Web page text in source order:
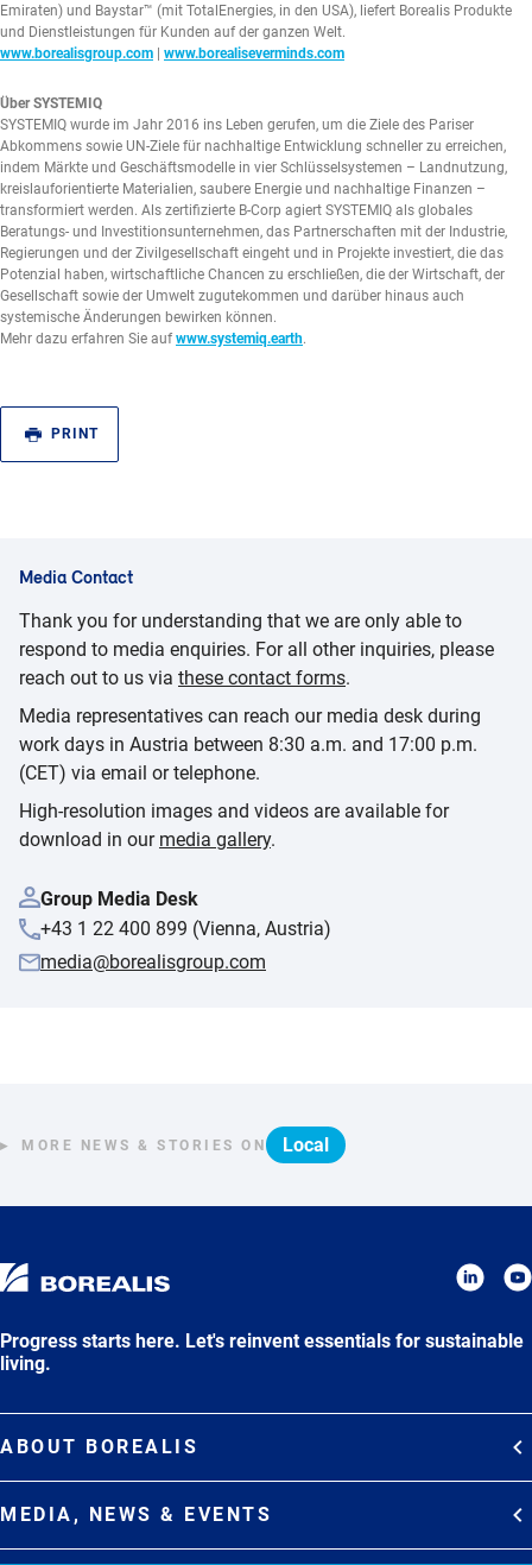
Emiraten) und Baystar™ (mit TotalEnergies, in den USA), liefert Borealis Produkte
und Dienstleistungen für Kunden auf der ganzen Welt.
www.borealisgroup.com | www.borealiseverminds.com
Über SYSTEMIQ
SYSTEMIQ wurde im Jahr 2016 ins Leben gerufen, um die Ziele des Pariser
Abkommens sowie UN-Ziele für nachhaltige Entwicklung schneller zu erreichen,
indem Märkte und Geschäftsmodelle in vier Schlüsselsystemen – Landnutzung,
kreislauforientierte Materialien, saubere Energie und nachhaltige Finanzen –
transformiert werden. Als zertifizierte B-Corp agiert SYSTEMIQ als globales
Beratungs- und Investitionsunternehmen, das Partnerschaften mit der Industrie,
Regierungen und der Zivilgesellschaft eingeht und in Projekte investiert, die das
Potenzial haben, wirtschaftliche Chancen zu erschließen, die der Wirtschaft, der
Gesellschaft sowie der Umwelt zugutekommen und darüber hinaus auch
systemische Änderungen bewirken können.
Mehr dazu erfahren Sie auf www.systemiq.earth.
PRINT
Media Contact
Thank you for understanding that we are only able to
respond to media enquiries. For all other inquiries, please
reach out to us via these contact forms.
Media representatives can reach our media desk during
work days in Austria between 8:30 a.m. and 17:00 p.m.
(CET) via email or telephone.
High-resolution images and videos are available for
download in our media gallery.
Group Media Desk
+43 1 22 400 899 (Vienna, Austria)
media@borealisgroup.com
MORE NEWS & STORIES ON Local
Progress starts here. Let's reinvent essentials for sustainable
living.
ABOUT BOREALIS
MEDIA, NEWS & EVENTS
Media Contacts